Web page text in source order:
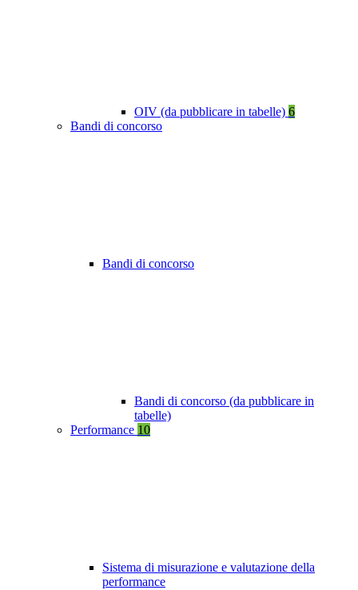
OIV (da pubblicare in tabelle) 6
Bandi di concorso
Bandi di concorso
Bandi di concorso (da pubblicare in
tabelle)
Performance 10
Sistema di misurazione e valutazione della
performance